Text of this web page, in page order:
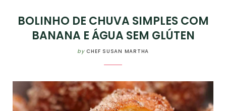
BOLINHO DE CHUVA SIMPLES COM
BANANA E ÁGUA SEM GLÚTEN
by CHEF SUSAN MARTHA